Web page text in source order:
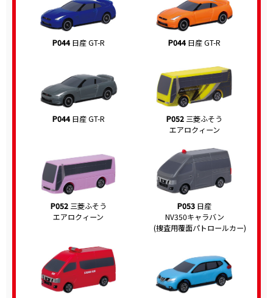
P044日産 GT-R P044 日産 GT-R
P044日産 GT-R P052 三菱ふそう
エアロクィーン
P052三菱ふそう
エアロクィーン
P053 日産
NV350キャラバン
(捜査用覆面パトロールカー)